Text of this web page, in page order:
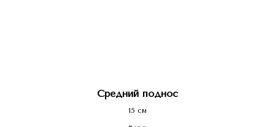
Средний поднос
15 см